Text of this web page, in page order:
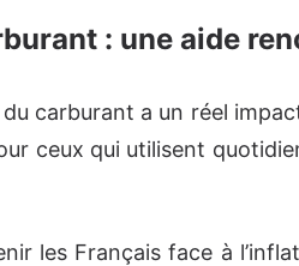
: une aide
carburant a un réel
ceux qui utilisent
les Français face à